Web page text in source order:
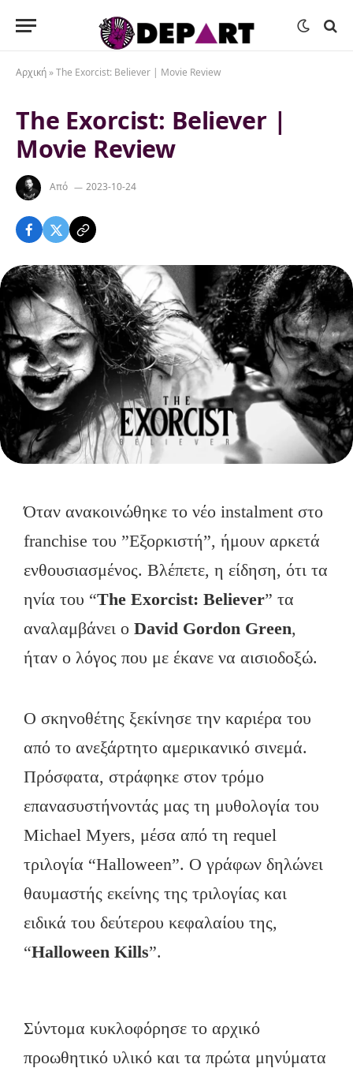
Αρχική »The Exorcist: Believer | Movie Review
The Exorcist: Believer |
Movie Review
Από 2023-10-24
Όταν ανακοινώθηκε το νέο instalment στο
franchise του ”Εξορκιστή”, ήμουν αρκετά
ενθουσιασμένος. Βλέπετε, η είδηση, ότι τα
ηνία του “The Exorcist: Believer” τα
αναλαμβάνει ο David Gordon Green,
ήταν ο λόγος που με έκανε να αισιοδοξώ.
Ο σκηνοθέτης ξεκίνησε την καριέρα του
από το ανεξάρτητο αμερικανικό σινεμά.
Πρόσφατα, στράφηκε στον τρόμο
επανασυστήνοντάς μας τη μυθολογία του
Michael Myers, μέσα από τη requel
τριλογία “Halloween”. Ο γράφων δηλώνει
θαυμαστής εκείνης της τριλογίας και
ειδικά του δεύτερου κεφαλαίου της,
“Halloween Kills”.
Σύντομα κυκλοφόρησε το αρχικό
προωθητικό υλικό και τα πρώτα μηνύματα